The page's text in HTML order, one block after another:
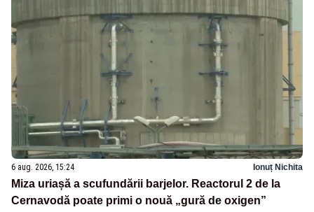
6 aug. 2026, 15:24 Ionuț Nichita
Miza uriașă a scufundării barjelor. Reactorul 2 de la
Cernavodă poate primi o nouă „gură de oxigen”